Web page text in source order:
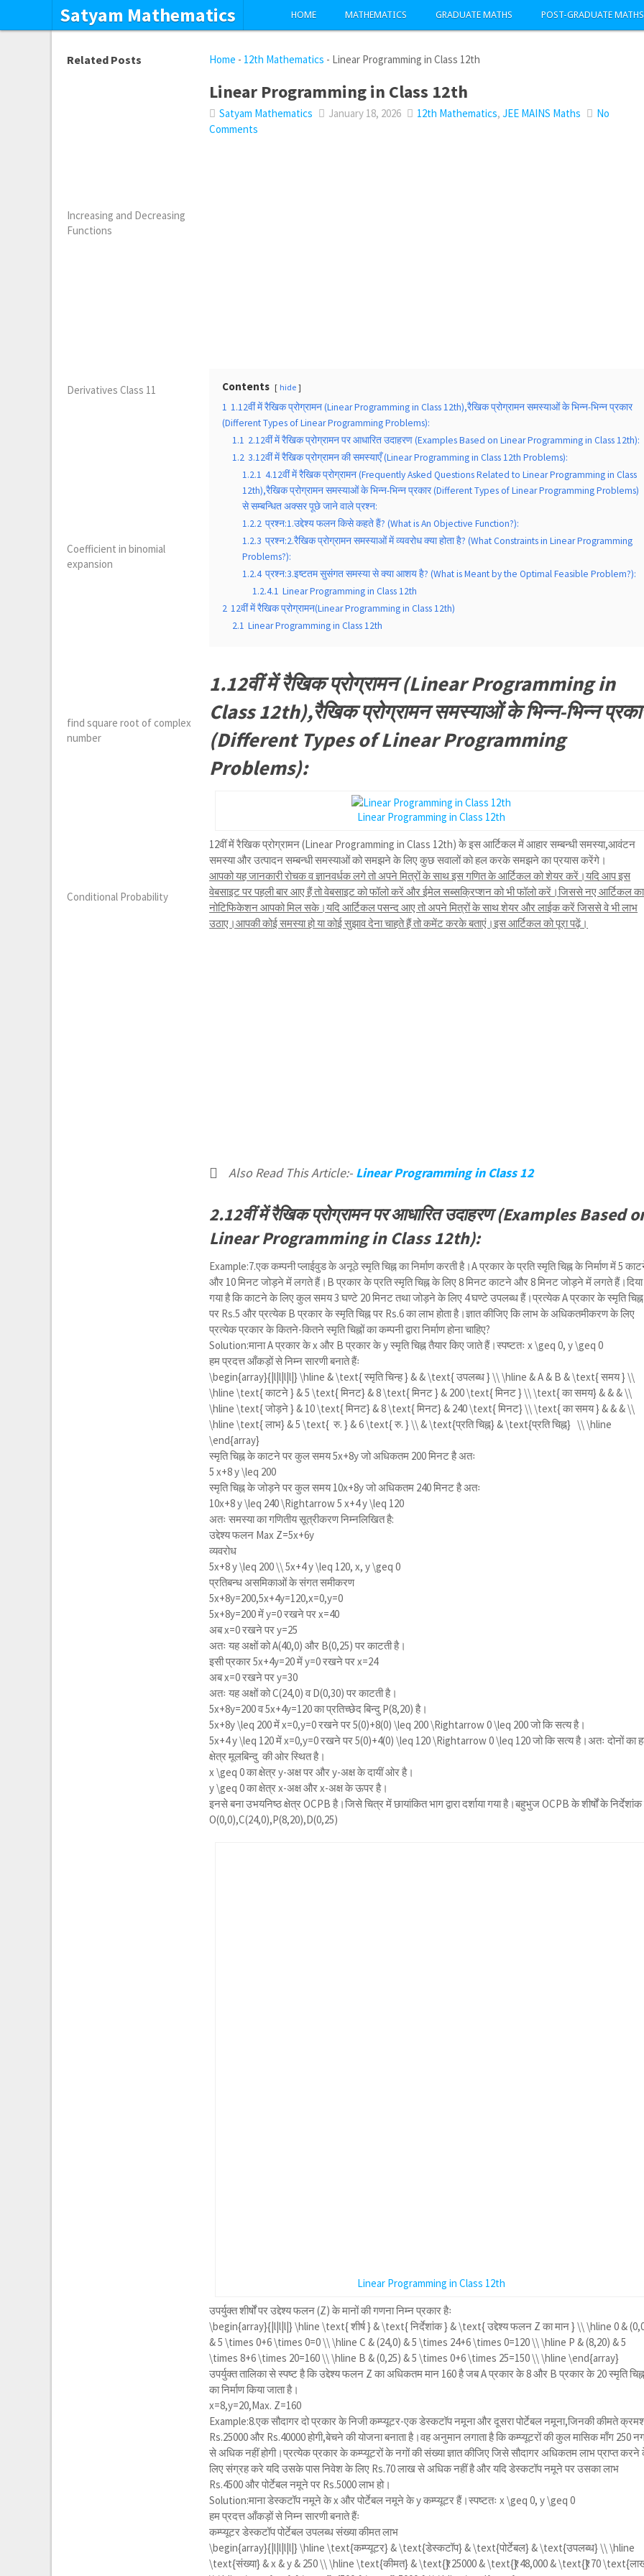
Satyam Mathematics HOME MATHEMATICS GRADUATE MATHS POST-GRADUATE MATHS
Home - 12th Mathematics - Linear Programming in Class 12th
Linear Programming in Class 12th
Satyam Mathematics January 18, 2026 12th Mathematics,JEE MAINS Maths
No
Comments
Contents hide
1 1.12वीं में रैखिक प्रोग्रामन (Linear Programming in Class 12th),रैखिक प्रोग्रामन समस्याओं के भिन्न-भिन्न प्रकार
(Different Types of Linear Programming Problems):
1.1 2.12वीं में रैखिक प्रोग्रामन पर आधारित उदाहरण (Examples Based on Linear Programming in Class 12th):
1.2 3.12वीं में रैखिक प्रोग्रामन की समस्याएँ (Linear Programming in Class 12th Problems):
1.2.1 4.12वीं में रैखिक प्रोग्रामन (Frequently Asked Questions Related to Linear Programming in Class
12th),रैखिक प्रोग्रामन समस्याओं के भिन्न-भिन्न प्रकार (Different Types of Linear Programming Problems)
से सम्बन्धित अक्सर पूछे जाने वाले प्रश्न:
1.2.2 प्रश्न:1.उद्देश्य फलन किसे कहते हैं? (What is An Objective Function?):
1.2.3 प्रश्न:2.रैखिक प्रोग्रामन समस्याओं में व्यवरोध क्या होता है? (What Constraints in Linear Programming
Problems?):
1.2.4 प्रश्न:3.इष्टतम सुसंगत समस्या से क्या आशय है? (What is Meant by the Optimal Feasible Problem?):
1.2.4.1 Linear Programming in Class 12th
2 12वीं में रैखिक प्रोग्रामन(Linear Programming in Class 12th)
2.1 Linear Programming in Class 12th
1.12वीं में रैखिक प्रोग्रामन (Linear Programming in
Class 12th),रैखिक प्रोग्रामन समस्याओं के भिन्न-भिन्न
(Different Types of Linear Programming
Problems):
Linear Programming in Class 12th
12वीं में रैखिक प्रोग्रामन (Linear Programming in Class 12th) के इस आर्टिकल में आहार सम्बन्धी समस्या,आवंटन
समस्या और उत्पादन सम्बन्धी समस्याओं को समझने के लिए कुछ सवालों को हल करके समझने का प्रयास करेंगे।
आपको यह जानकारी रोचक व ज्ञानवर्धक लगे तो अपने मित्रों के साथ इस गणित के आर्टिकल को शेयर करें।यदि आप इस
वेबसाइट पर पहली बार आए हैं तो वेबसाइट को फॉलो करें और ईमेल सब्सक्रिप्शन को भी फॉलो करें।जिससे नए आर्टिकल का
नोटिफिकेशन आपको मिल सके।यदि आर्टिकल पसन्द आए तो अपने मित्रों के साथ शेयर और लाईक करें जिससे वे भी लाभ
उठाए।आपकी कोई समस्या हो या कोई सुझाव देना चाहते हैं तो कमेंट करके बताएं।इस आर्टिकल को पूरा पढ़ें।
Also Read This Article:- Linear Programming in Class 12
2.12वीं में रैखिक प्रोग्रामन पर आधारित उदाहरण (Examples Based
Linear Programming in Class 12th):
Example:7.एक कम्पनी प्लाईवुड के अनूठे स्मृति चिह्न का निर्माण करती है।A प्रकार के प्रति स्मृति चिह्न के निर्माण में 5
और 10 मिनट जोड़ने में लगते हैं।B प्रकार के प्रति स्मृति चिह्न के लिए 8 मिनट काटने और 8 मिनट जोड़ने में लगते हैं।दिया
गया है कि काटने के लिए कुल समय 3 घण्टे 20 मिनट तथा जोड़ने के लिए 4 घण्टे उपलब्ध हैं।प्रत्येक A प्रकार के स्मृति चिह्न
पर Rs.5 और प्रत्येक B प्रकार के स्मृति चिह्न पर Rs.6 का लाभ होता है।ज्ञात कीजिए कि लाभ के अधिकतमीकरण के लिए
प्रत्येक प्रकार के कितने-कितने स्मृति चिह्नों का कम्पनी द्वारा निर्माण होना चाहिए?
Solution:माना A प्रकार के x और B प्रकार के y स्मृति चिह्न तैयार किए जाते हैं।स्पष्टतःx \geq 0, y \geq 0
हम प्रदत्त आँकड़ों से निम्न सारणी बनाते हैंः
\begin{array}{|l|l|l|l|} \hline & \text{ स्मृति चिन्ह } & & \text{ उपलब्ध } \\ \hline & A & B & \text{ समय } \\
\hline \text{ काटने } & 5 \text{ मिनट} & 8 \text{ मिनट } & 200 \text{ मिनट } \\ \text{ का समय} & & & \\
\hline \text{ जोड़ने } & 10 \text{ मिनट} & 8 \text{ मिनट} & 240 \text{ मिनट} \\ \text{ का समय } & & & \\
\hline \text{ लाभ} & 5 \text{ रु. } & 6 \text{ रु. } \\ & \text{प्रति चिह्न} & \text{प्रति चिह्न} \\ \hline
\end{array}
स्मृति चिह्न के काटने पर कुल समय 5x+8y जो अधिकतम 200 मिनट है अतः
5 x+8 y \leq 200
स्मृति चिह्न के जोड़ने पर कुल समय 10x+8y जो अधिकतम 240 मिनट है अतः
10x+8 y \leq 240 \Rightarrow 5 x+4 y \leq 120
अतः समस्या का गणितीय सूत्रीकरण निम्नलिखित है:
उद्देश्य फलन Max Z=5x+6y
व्यवरोध
5x+8 y \leq 200 \\ 5x+4 y \leq 120, x, y \geq 0
प्रतिबन्ध असमिकाओं के संगत समीकरण
5x+8y=200,5x+4y=120,x=0,y=0
5x+8y=200 में y=0 रखने पर x=40
अब x=0 रखने पर y=25
अतः यह अक्षों को A(40,0) और B(0,25) पर काटती है।
इसी प्रकार 5x+4y=20 में y=0 रखने पर x=24
अब x=0 रखने पर y=30
अतः यह अक्षों को C(24,0) व D(0,30) पर काटती है।
5x+8y=200 व 5x+4y=120 का प्रतिच्छेद बिन्दु P(8,20) है।
5x+8y \leq 200में x=0,y=0 रखने पर5(0)+8(0) \leq 200 \Rightarrow 0 \leq 200जो कि सत्य है।
5x+4 y \leq 120में x=0,y=0 रखने पर5(0)+4(0) \leq 120 \Rightarrow 0 \leq 120जो कि सत्य है।अतः दोनों का
क्षेत्र मूलबिन्दु की ओर स्थित है।
x \geq 0का क्षेत्र y-अक्ष पर और y-अक्ष के दायीं ओर है।
y \geq 0का क्षेत्र x-अक्ष और x-अक्ष के ऊपर है।
इनसे बना उभयनिष्ठ क्षेत्र OCPB है।जिसे चित्र में छायांकित भाग द्वारा दर्शाया गया है।बहुभुज OCPB के शीर्षों के निर्देशांक
O(0,0),C(24,0),P(8,20),D(0,25)
Linear Programming in Class 12th
उपर्युक्त शीर्षों पर उद्देश्य फलन (Z) के मानों की गणना निम्न प्रकार हैः
\begin{array}{|l|l|l|} \hline \text{ शीर्ष } & \text{ निर्देशांक } & \text{ उद्देश्य फलन Z का मान } \\ \hline 0 &
& 5 \times 0+6 \times 0=0 \\ \hline C & (24,0) & 5 \times 24+6 \times 0=120 \\ \hline P & (8,20) & 5
\times 8+6 \times 20=160 \\ \hline B & (0,25) & 5 \times 0+6 \times 25=150 \\ \hline \end{array}
उपर्युक्त तालिका से स्पष्ट है कि उद्देश्य फलन Z का अधिकतम मान 160 है जब A प्रकार के 8 और B प्रकार के 20 स्मृति
का निर्माण किया जाता है।
x=8,y=20,Max. Z=160
Example:8.एक सौदागर दो प्रकार के निजी कम्प्यूटर-एक डेस्कटॉप नमूना और दूसरा पोर्टेबल नमूना,जिनकी कीमते
Rs.25000 और Rs.40000 होगी,बेचने की योजना बनाता है।वह अनुमान लगाता है कि कम्प्यूटरों की कुल मासिक माँग 250
से अधिक नहीं होगी।प्रत्येक प्रकार के कम्प्यूटरों के नगों की संख्या ज्ञात कीजिए जिसे सौदागर अधिकतम लाभ प्राप्त
लिए संग्रह करे यदि उसके पास निवेश के लिए Rs.70 लाख से अधिक नहीं है और यदि डेस्कटॉप नमूने पर उसका लाभ
Rs.4500 और पोर्टेबल नमूने पर Rs.5000 लाभ हो।
Solution:माना डेस्कटॉप नमूने के x और पोर्टेबल नमूने के y कम्प्यूटर हैं।स्पष्टतःx \geq 0, y \geq 0
हम प्रदत्त आँकड़ों से निम्न सारणी बनाते हैंः
कम्प्यूटर डेस्कटॉप पोर्टेबल उपलब्ध संख्या कीमत लाभ
\begin{array}{|l|l|l|l|} \hline \text{कम्प्यूटर} & \text{डेस्कटॉप} & \text{पोर्टेबल} & \text{उपलब्ध} \\ \hline
\text{संख्या} & x & y & 250 \\ \hline \text{कीमत} & \text{₹} 25000 & \text{₹} 48,000 & \text{₹} 70
Related Posts
Increasing and Decreasing
Functions
Derivatives Class 11
Coefficient in binomial
expansion
find square root of complex
number
Conditional Probability